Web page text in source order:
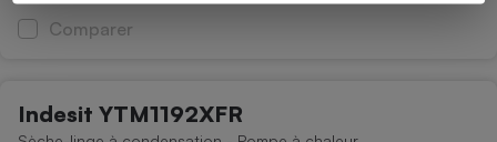
Comparer
Indesit YTM1192XFR